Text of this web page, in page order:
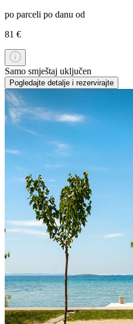
po parceli po danu od
81 €
Samo smještaj uključen
Pogledajte detalje i rezervirajte